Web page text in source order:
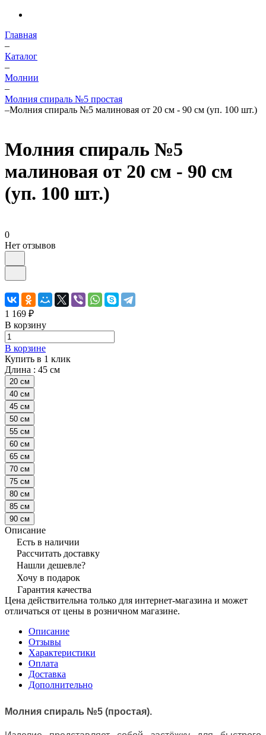
Главная
–
Каталог
–
Молнии
–
Молния спираль №5 простая
–Молния спираль №5 малиновая от 20 см - 90 см (уп. 100 шт.)
Молния спираль №5
малиновая от 20 см - 90 см
(уп. 100 шт.)
0
Нет отзывов
1 169 ₽
В корзину
В корзине
Купить в 1 клик
Длина : 45 см
20 см
40 см
45 см
50 см
55 см
60 см
65 см
70 см
75 см
80 см
85 см
90 см
Описание
Есть в наличии
Рассчитать доставку
Нашли дешевле?
Хочу в подарок
Гарантия качества
Цена действительна только для интернет-магазина и может
отличаться от цены в розничном магазине.
Описание
Отзывы
Характеристики
Оплата
Доставка
Дополнительно
Молния спираль №5 (простая).